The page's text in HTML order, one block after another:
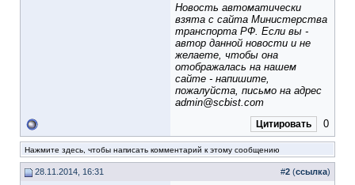
Новость автоматически
взята с сайта Министерства
транспорта РФ. Если вы -
автор данной новости и не
желаете, чтобы она
отображалась на нашем
сайте - напишите,
пожалуйста, письмо на адрес
admin@scbist.com
Цитировать 0
Нажмите здесь, чтобы написать комментарий к этому сообщению
28.11.2014, 16:31 #2 (ссылка)